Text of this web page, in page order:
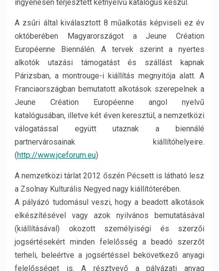
ingyenesen terjesztett kétnyelvű katalógus készül.
A zsűri által kiválasztott 8 műalkotás képviseli ez év
októberében Magyarországot a Jeune Création
Européenne Biennálén. A tervek szerint a nyertes
alkotók utazási támogatást és szállást kapnak
Párizsban, a montrouge-i kiállítás megnyitója alatt. A
Franciaországban bemutatott alkotások szerepelnek a
Jeune Création Européenne angol nyelvű
katalógusában, illetve két éven keresztül, a nemzetközi
válogatással együtt utaznak a biennálé
partnervárosainak kiállítóhelyeire.
(http://www.jceforum.eu)
A nemzetközi tárlat 2012 őszén Pécsett is látható lesz
a Zsolnay Kulturális Negyed nagy kiállítóterében.
A pályázó tudomásul veszi, hogy a beadott alkotások
elkészítésével vagy azok nyilvános bemutatásával
(kiállításával) okozott személyiségi és szerzői
jogsértésekért minden felelősség a beadó szerzőt
terheli, beleértve a jogsértéssel bekövetkező anyagi
felelősséget is. A résztvevő a pályázati anyag